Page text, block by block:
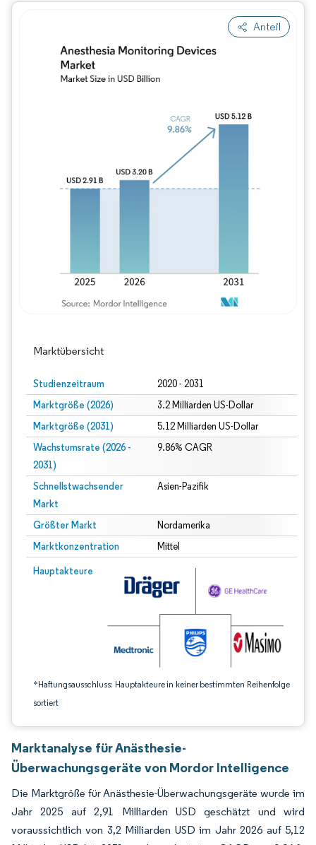
Anteil
Marktübersicht
Studienzeitraum 2020 - 2031
Marktgröße (2026) 3.2 Milliarden US-Dollar
Marktgröße (2031) 5.12 Milliarden US-Dollar
Wachstumsrate (2026 -
2031)
9.86% CAGR
Schnellstwachsender
Markt
Asien-Pazifik
Größter Markt Nordamerika
Marktkonzentration Mittel
Hauptakteure
*Haftungsausschluss: Hauptakteure in keiner bestimmten Reihenfolge
sortiert
Bild © Mordor Intelligence. Wiederverwendung erfordert Namensnennung
Bild © Mordor Intelligence.
Marktanalyse für Anästhesie-
Überwachungsgeräte von Mordor Intelligence
Die Marktgröße für Anästhesie-Überwachungsgeräte wurde im
Jahr 2025 auf 2,91 Milliarden USD geschätzt und wird
voraussichtlich von 3,2 Milliarden USD im Jahr 2026 auf 5,12